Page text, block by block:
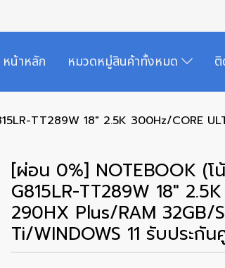
หน้าหลัก หมวดหมู่สินค้าทั้งหมด ติ
TT289W 18" 2.5K 300Hz/CORE
[ผ่อน 0%] NOTEBOOK (โ
G815LR-TT289W 18"
290HX Plus/RAM 32GB/
Ti/WINDOWS 11 รับประกั